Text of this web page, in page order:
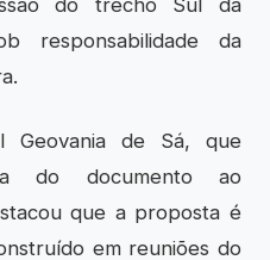
responsabilidade da
Geovania de Sá, que
do documento ao
que a proposta é
em reuniões do